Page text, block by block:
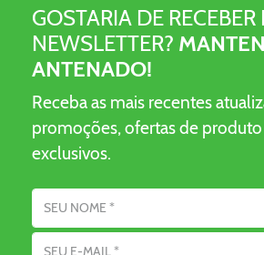
GOSTARIA DE
NEWSLETTER?
ANTENADO!
Receba as mais recentes
promoções, ofertas de
exclusivos.
Nome
Endereço de Email